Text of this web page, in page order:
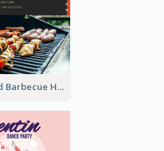
Black With Red Barbecue Housewarming Invitation